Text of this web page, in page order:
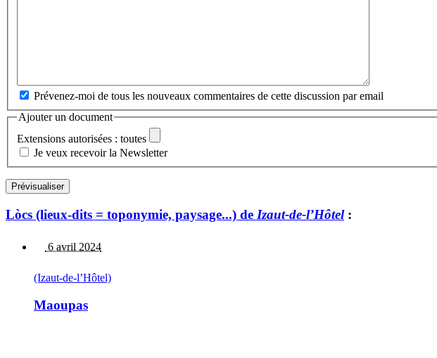
Prévenez-moi de tous les nouveaux commentaires de cette discussion par email
Ajouter un document
Extensions autorisées : toutes
Je veux recevoir la Newsletter
Lòcs (lieux-dits = toponymie, paysage...) de Izaut-de-l’Hôtel:
6 avril 2024
(Izaut-de-l’Hôtel)
Maoupas